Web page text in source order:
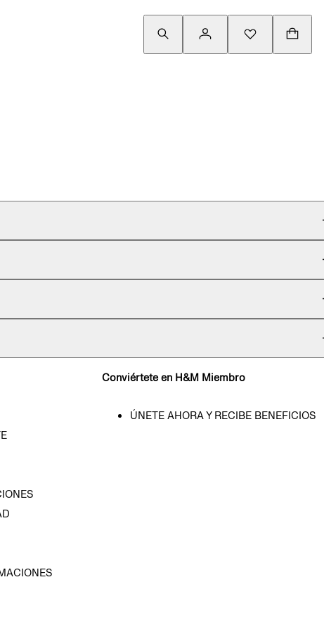
Conviértete en H&M Miembro
ÚNETE AHORA Y RECIBE BENEFICIOS